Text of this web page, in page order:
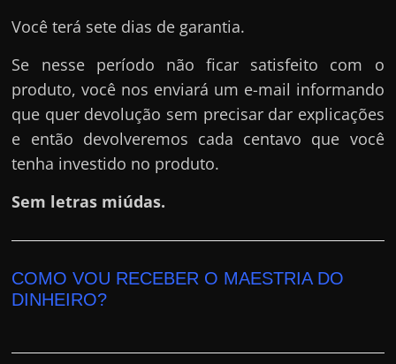
Você terá sete dias de garantia.
Se nesse período não ficar satisfeito com o
produto, você nos enviará um e-mail informando
que quer devolução sem precisar dar explicações
e então devolveremos cada centavo que você
tenha investido no produto.
Sem letras miúdas.
COMO VOU RECEBER O MAESTRIA DO
DINHEIRO?